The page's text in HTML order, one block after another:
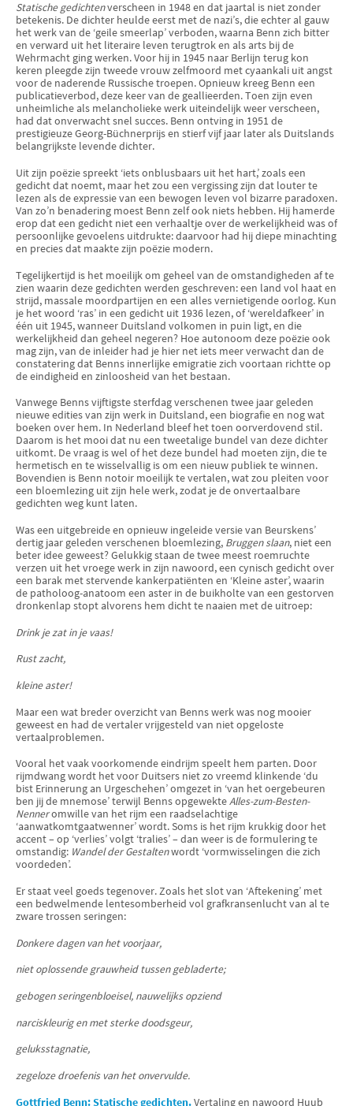
Statische gedichtenverscheen in 1948 en dat jaartal is niet zonder
betekenis. De dichter heulde eerst met de nazi’s, die echter al gauw
het werk van de ‘geile smeerlap’ verboden, waarna Benn zich bitter
en verward uit het literaire leven terugtrok en als arts bij de
Wehrmacht ging werken. Voor hij in 1945 naar Berlijn terug kon
keren pleegde zijn tweede vrouw zelfmoord met cyaankali uit angst
voor de naderende Russische troepen. Opnieuw kreeg Benn een
publicatieverbod, deze keer van de geallieerden. Toen zijn even
unheimliche als melancholieke werk uiteindelijk weer verscheen,
had dat onverwacht snel succes. Benn ontving in 1951 de
prestigieuze Georg-Büchnerprijs en stierf vijf jaar later als Duitslands
belangrijkste levende dichter.
Uit zijn poëzie spreekt ‘iets onblusbaars uit het hart,’ zoals een
gedicht dat noemt, maar het zou een vergissing zijn dat louter te
lezen als de expressie van een bewogen leven vol bizarre paradoxen.
Van zo’n benadering moest Benn zelf ook niets hebben. Hij hamerde
erop dat een gedicht niet een verhaaltje over de werkelijkheid was of
persoonlijke gevoelens uitdrukte: daarvoor had hij diepe minachting
en precies dat maakte zijn poëzie modern.
Tegelijkertijd is het moeilijk om geheel van de omstandigheden af te
zien waarin deze gedichten werden geschreven: een land vol haat en
strijd, massale moordpartijen en een alles vernietigende oorlog. Kun
je het woord ‘ras’ in een gedicht uit 1936 lezen, of ‘wereldafkeer’ in
één uit 1945, wanneer Duitsland volkomen in puin ligt, en die
werkelijkheid dan geheel negeren? Hoe autonoom deze poëzie ook
mag zijn, van de inleider had je hier net iets meer verwacht dan de
constatering dat Benns innerlijke emigratie zich voortaan richtte op
de eindigheid en zinloosheid van het bestaan.
Vanwege Benns vijftigste sterfdag verschenen twee jaar geleden
nieuwe edities van zijn werk in Duitsland, een biografie en nog wat
boeken over hem. In Nederland bleef het toen oorverdovend stil.
Daarom is het mooi dat nu een tweetalige bundel van deze dichter
uitkomt. De vraag is wel of het deze bundel had moeten zijn, die te
hermetisch en te wisselvallig is om een nieuw publiek te winnen.
Bovendien is Benn notoir moeilijk te vertalen, wat zou pleiten voor
een bloemlezing uit zijn hele werk, zodat je de onvertaalbare
gedichten weg kunt laten.
Was een uitgebreide en opnieuw ingeleide versie van Beurskens’
dertig jaar geleden verschenen bloemlezing, Bruggen slaan, niet een
beter idee geweest? Gelukkig staan de twee meest roemruchte
verzen uit het vroege werk in zijn nawoord, een cynisch gedicht over
een barak met stervende kankerpatiënten en ‘Kleine aster’, waarin
de patholoog-anatoom een aster in de buikholte van een gestorven
dronkenlap stopt alvorens hem dicht te naaien met de uitroep:
Drink je zat in je vaas!
Rust zacht,
kleine aster!
Maar een wat breder overzicht van Benns werk was nog mooier
geweest en had de vertaler vrijgesteld van niet opgeloste
vertaalproblemen.
Vooral het vaak voorkomende eindrijm speelt hem parten. Door
rijmdwang wordt het voor Duitsers niet zo vreemd klinkende ‘du
bist Erinnerung an Urgeschehen’ omgezet in ‘van het oergebeuren
ben jij de mnemose’ terwijl Benns opgewekteAlles-zum-Besten-
Nenneromwille van het rijm een raadselachtige
‘aanwatkomtgaatwenner’ wordt. Soms is het rijm krukkig door het
accent – op ‘verlies’ volgt ‘tralies’ – dan weer is de formulering te
omstandig: Wandel der Gestaltenwordt ‘vormwisselingen die zich
voordeden’.
Er staat veel goeds tegenover. Zoals het slot van ‘Aftekening’ met
een bedwelmende lentesomberheid vol grafkransenlucht van al te
zware trossen seringen:
Donkere dagen van het voorjaar,
niet oplossende grauwheid tussen gebladerte;
gebogen seringenbloeisel, nauwelijks opziend
narciskleurig en met sterke doodsgeur,
geluksstagnatie,
zegeloze droefenis van het onvervulde.
Gottfried Benn: Statische gedichten.Vertaling en nawoord Huub